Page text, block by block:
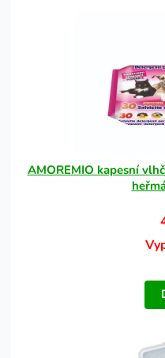
AMOREMIO kapesní